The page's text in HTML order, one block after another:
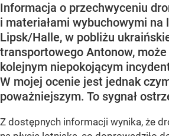
Informacja o przechwyceniu
i materiałami wybuchowymi na
Lipsk/Halle, w pobliżu
transportowego Antonow,
kolejnym niepokojącym
W mojej ocenie jest jednak
poważniejszym. To sygnał
Z dostępnych informacji wynika, że